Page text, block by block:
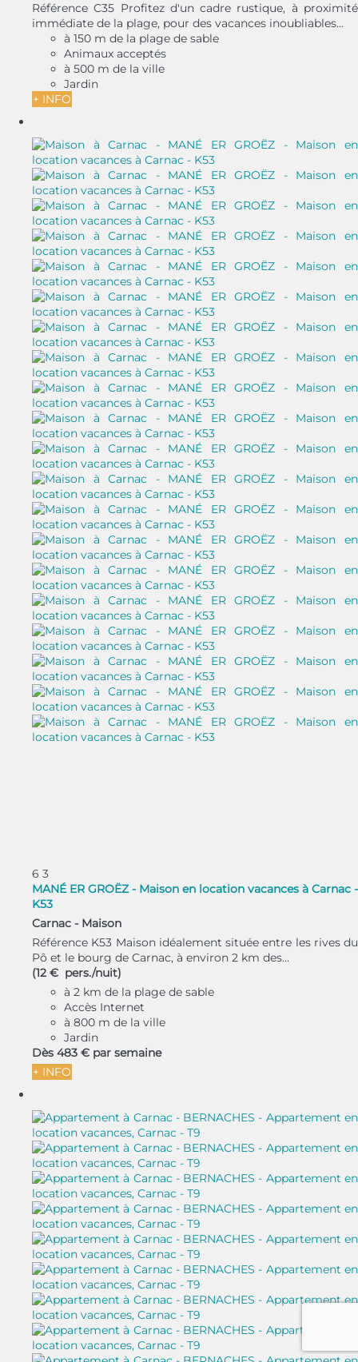
Référence C35 Profitez d'un cadre rustique, à proximité
immédiate de la plage, pour des vacances inoubliables...
à 150 m de la plage de sable
Animaux acceptés
à 500 m de la ville
Jardin
+ INFO
6 3
MANÉ ER GROËZ - Maison en location vacances à Carnac -
K53
Carnac - Maison
Référence K53 Maison idéalement située entre les rives du
Pô et le bourg de Carnac, à environ 2 km des...
(12 € pers./nuit)
à 2 km de la plage de sable
Accès Internet
à 800 m de la ville
Jardin
Dès 483 € par semaine
+ INFO